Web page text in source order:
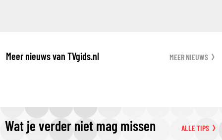
Meer nieuws van TVgids.nl MEER NIEUWS
Wat je verder niet mag missen ALLE TIPS